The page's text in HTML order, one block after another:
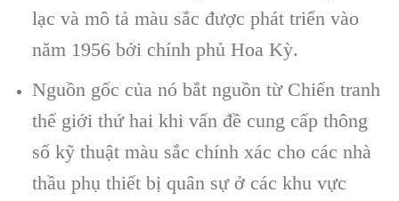
lạc và mô tả màu sắc được phát triển vào
năm 1956 bởi chính phủ Hoa Kỳ.
Nguồn gốc của nó bắt nguồn từ Chiến tranh
thế giới thứ hai khi vấn đề cung cấp thông
số kỹ thuật màu sắc chính xác cho các nhà
thầu phụ thiết bị quân sự ở các khu vực